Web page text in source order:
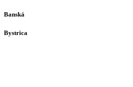
Banská
Bystrica